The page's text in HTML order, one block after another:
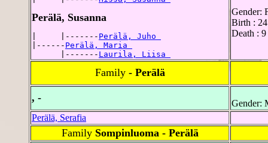
Perälä, Susanna
|     |------- Perälä, Juho
|------ Perälä, Maria
      |-------
Laurila, Liisa
Gender:
Birth :
Death :
Family - Perälä
, -
Gender:
Perälä, Serafia
Family Sompinluoma - Perälä